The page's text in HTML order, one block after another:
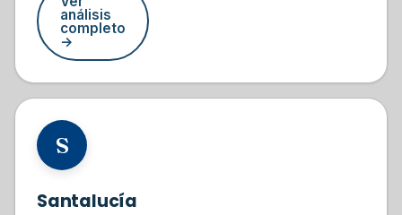
análisis
completo
→
#3
S
Santalucía